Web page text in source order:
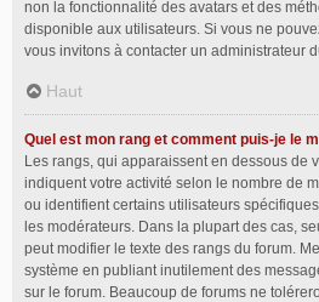
non la fonctionnalité des avatars et des
disponible aux utilisateurs. Si vous ne
vous invitons à contacter un administrateur
Haut
Quel est mon rang et comment puis-je le
Les rangs, qui apparaissent en dessous de
indiquent votre activité selon le nombre de
ou identifient certains utilisateurs
les modérateurs. Dans la plupart des cas,
peut modifier le texte des rangs du forum.
système en publiant inutilement des
sur le forum. Beaucoup de forums ne